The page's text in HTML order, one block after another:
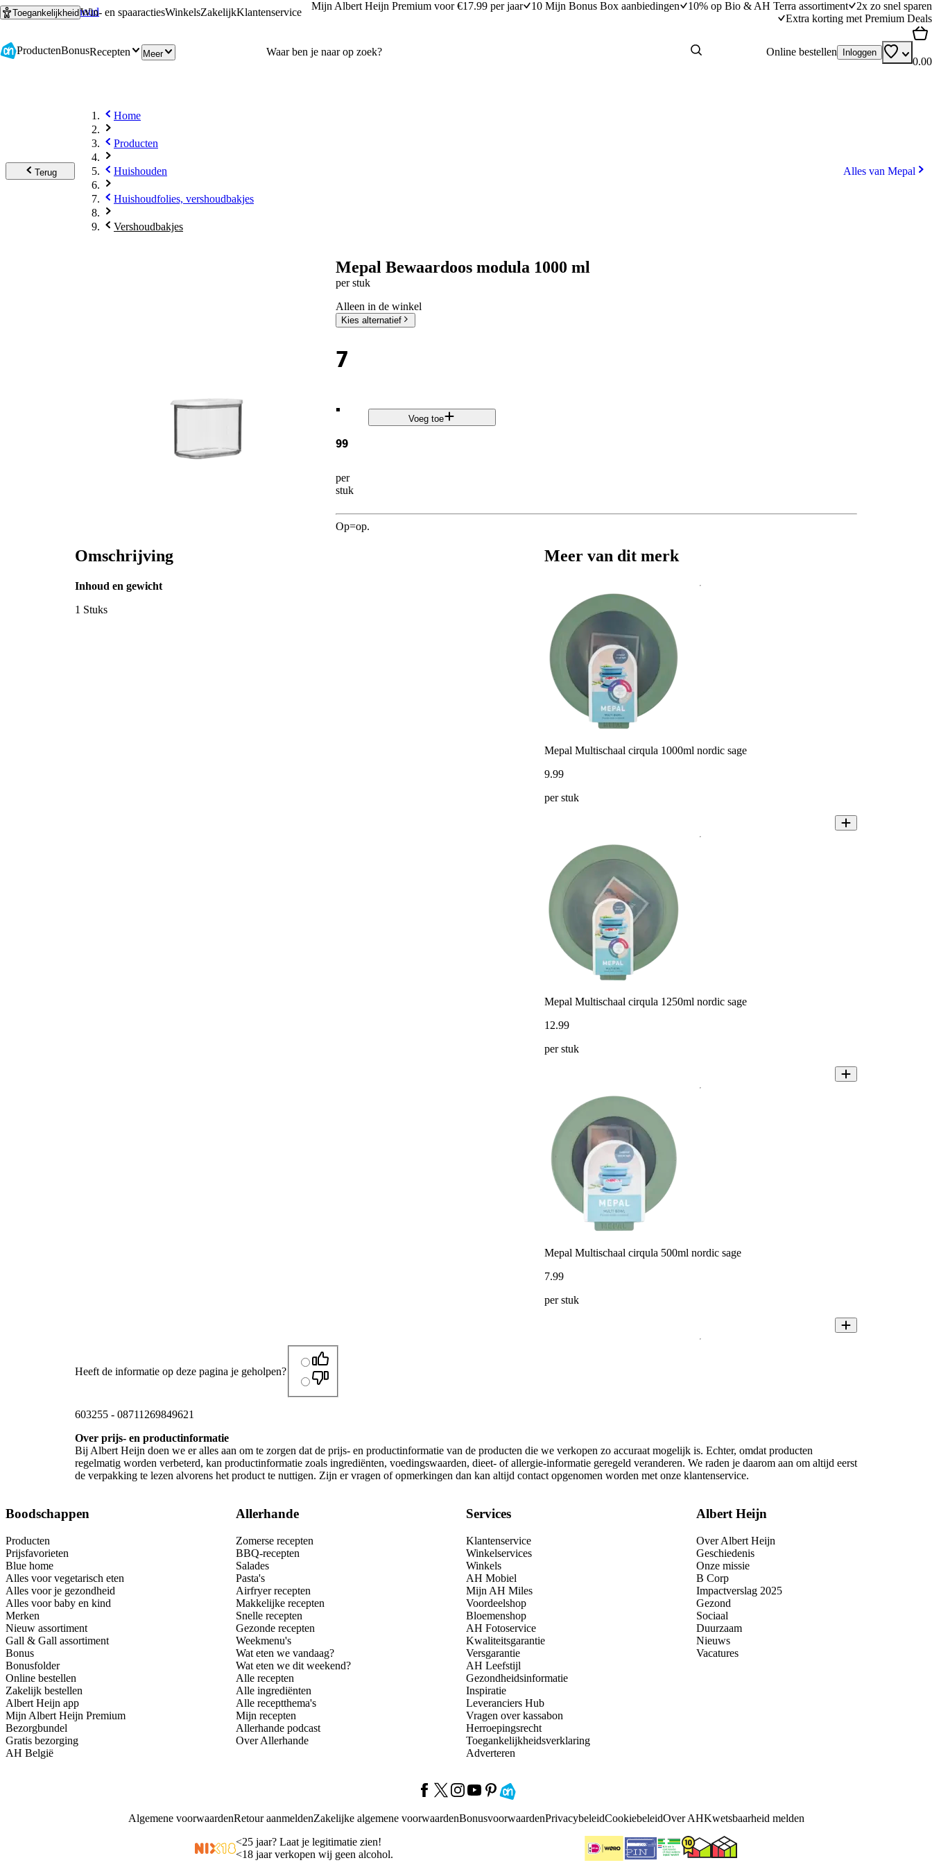
Ga naar hoofdinhoud
Ga naar zoeken
ToegankelijkheidWin- en spaaractiesWinkelsZakelijkKlantenservice
Mijn Albert Heijn Premium voor €17.99 per jaar 10 Mijn Bonus Box aanbiedingen 10% op Bio & AH Terra assortiment
2x zo snel sparen
Extra korting met Premium Deals
ProductenBonusRecepten Meer Online bestellen Inloggen
0.00
Terug
Home
Producten
Huishouden
Huishoudfolies, vershoudbakjes
Vershoudbakjes
Alles van Mepal
Mepal Bewaardoos modula 1000 ml
per stuk
Alleen in de winkel
Kies alternatief
7
.
99
per
stuk
Voeg toe
Op=op.
Omschrijving
Inhoud en gewicht
1 Stuks
Meer van dit merk
Mepal Multischaal cirqula 1000ml nordic sage
9.99
per stuk
Mepal Multischaal cirqula 1250ml nordic sage
12.99
per stuk
Mepal Multischaal cirqula 500ml nordic sage
7.99
per stuk
Heeft de informatie op deze pagina je geholpen?
603255 - 08711269849621
Over prijs- en productinformatie
Bij Albert Heijn doen we er alles aan om te zorgen dat de prijs- en productinformatie van de producten die we verkopen zo accuraat mogelijk is. Echter, omdat producten
regelmatig worden verbeterd, kan productinformatie zoals ingrediënten, voedingswaarden, dieet- of allergie-informatie geregeld veranderen. We raden je daarom aan om altijd eerst
de verpakking te lezen alvorens het product te nuttigen. Zijn er vragen of opmerkingen dan kan altijd contact opgenomen worden met onze klantenservice.
Boodschappen
Producten
Prijsfavorieten
Blue home
Alles voor vegetarisch eten
Alles voor je gezondheid
Alles voor baby en kind
Merken
Nieuw assortiment
Gall & Gall assortiment
Bonus
Bonusfolder
Online bestellen
Zakelijk bestellen
Albert Heijn app
Mijn Albert Heijn Premium
Bezorgbundel
Gratis bezorging
AH België
Allerhande
Zomerse recepten
BBQ-recepten
Salades
Pasta's
Airfryer recepten
Makkelijke recepten
Snelle recepten
Gezonde recepten
Weekmenu's
Wat eten we vandaag?
Wat eten we dit weekend?
Alle recepten
Alle ingrediënten
Alle receptthema's
Mijn recepten
Allerhande podcast
Over Allerhande
Services
Klantenservice
Winkelservices
Winkels
AH Mobiel
Mijn AH Miles
Voordeelshop
Bloemenshop
AH Fotoservice
Kwaliteitsgarantie
Versgarantie
AH Leefstijl
Gezondheidsinformatie
Inspiratie
Leveranciers Hub
Vragen over kassabon
Herroepingsrecht
Toegankelijkheidsverklaring
Adverteren
Albert Heijn
Over Albert Heijn
Geschiedenis
Onze missie
B Corp
Impactverslag 2025
Gezond
Sociaal
Duurzaam
Nieuws
Vacatures
Algemene voorwaardenRetour aanmeldenZakelijke algemene voorwaardenBonusvoorwaardenPrivacybeleidCookiebeleidOver AHKwetsbaarheid melden
<25 jaar? Laat je legitimatie zien!
<18 jaar verkopen wij geen alcohol.